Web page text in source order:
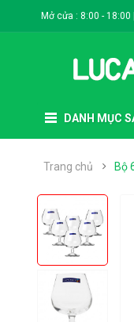
Mở cửa : 8:00 -
DANH MỤC
Trang chủ Bộ